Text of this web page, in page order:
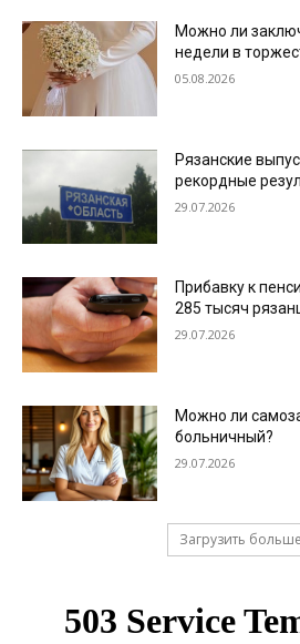
Можно ли
недели в
05.08.2026
Рязанские
рекордные
29.07.2026
Прибавку к
285 тысяч
29.07.2026
Можно ли
больничный?
29.07.2026
Загрузить больше